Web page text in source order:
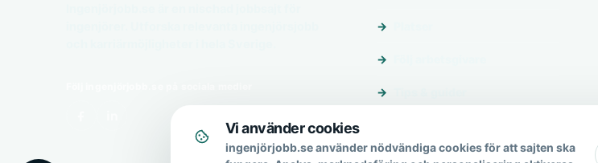
Vi använder cookies
ingenjörjobb.se använder nödvändiga cookies för att sajten ska